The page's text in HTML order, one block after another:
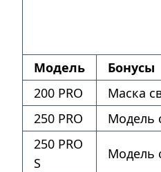
Модель Бонусы
200 PRO
Маска
250 PRO
Модель
250 PRO
S
Модель